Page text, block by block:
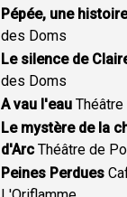
Pépée, une
des Doms
Le silence de
des Doms
A vau l'eau Théâtre
Le mystère de la
d'Arc Théâtre de
Peines Perdues